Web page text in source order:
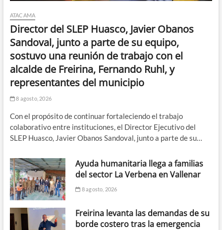
ATACAMA
Director del SLEP Huasco, Javier Obanos
Sandoval, junto a parte de su equipo,
sostuvo una reunión de trabajo con el
alcalde de Freirina, Fernando Ruhl, y
representantes del municipio
8 agosto, 2026
Con el propósito de continuar fortaleciendo el trabajo
colaborativo entre instituciones, el Director Ejecutivo del
SLEP Huasco, Javier Obanos Sandoval, junto a parte de su…
Ayuda humanitaria llega a familias
del sector La Verbena en Vallenar
8 agosto, 2026
Freirina levanta las demandas de su
borde costero tras la emergencia